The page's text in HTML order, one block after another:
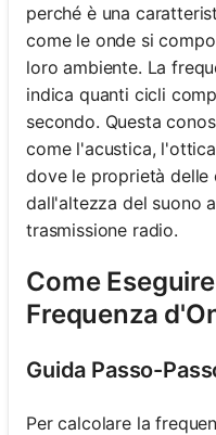
perché è una
come le onde si
loro ambiente. La
indica quanti cicli
secondo. Questa
come l'acustica,
dove le proprietà delle
dall'altezza del suono
trasmissione radio.
Come
Frequenza
Guida Passo-
Per calcolare la